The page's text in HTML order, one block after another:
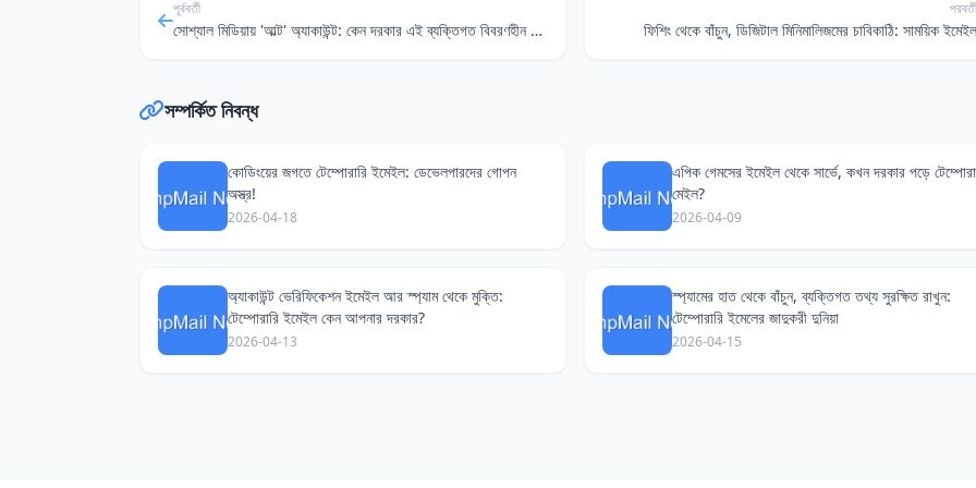
পূর্ববর্তী
সোশ্যাল মিডিয়ায় 'আল্ট' অ্যাকাউন্ট: কেন দরকার এই ব্যক্তিগত বিবরণহীন ইমেইল?
পরবর্তী
ফিশিং থেকে বাঁচুন, ডিজিটাল মিনিমালিজমের চাবিকাঠি: সাময়িক ইমেইল
সম্পর্কিত নিবন্ধ
কোডিংয়ের জগতে টেম্পোরারি ইমেইল: ডেভেলপারদের গোপন
অস্ত্র!
2026-04-18
এপিক গেমসের ইমেইল থেকে সার্ভে, কখন দরকার পড়ে
মেইল?
2026-04-09
অ্যাকাউন্ট ভেরিফিকেশন ইমেইল আর স্প্যাম থেকে মুক্তি:
টেম্পোরারি ইমেইল কেন আপনার দরকার?
2026-04-13
স্প্যামের হাত থেকে বাঁচুন, ব্যক্তিগত তথ্য সুরক্ষিত রাখুন:
টেম্পোরারি ইমেলের জাদুকরী দুনিয়া
2026-04-15